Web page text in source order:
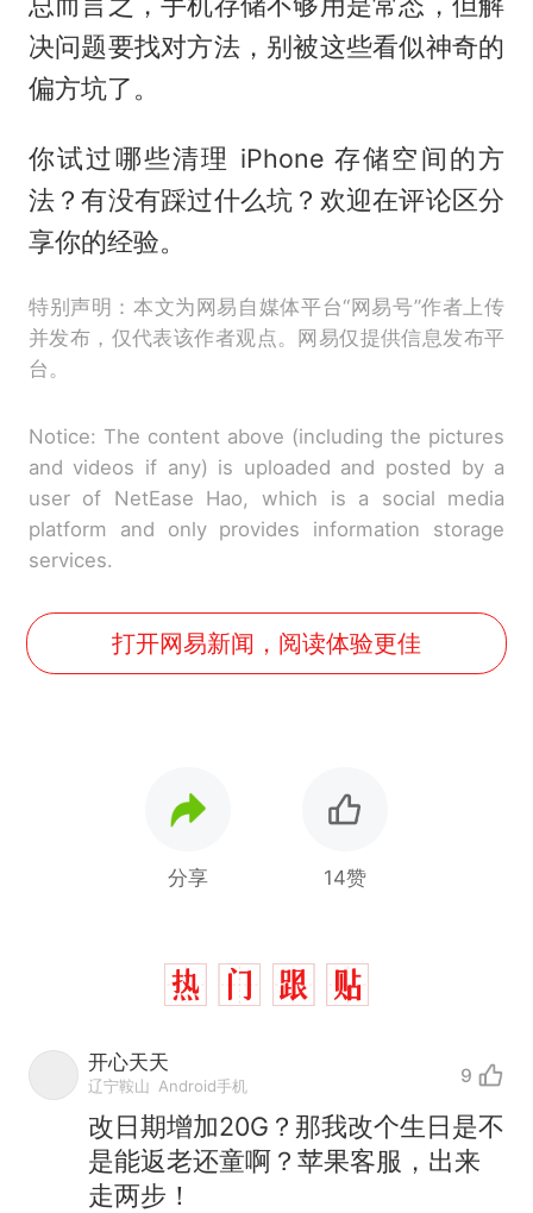
决问题要找对方法，别被这些看似神奇的
偏方坑了。
你试过哪些清理 iPhone 存储空间的方
法？有没有踩过什么坑？欢迎在评论区分
享你的经验。
特别声明：本文为网易自媒体平台“网易号”作者上传
并发布，仅代表该作者观点。网易仅提供信息发布平
台。
Notice: The content above (including the pictures
and videos if any) is uploaded and posted by a
user of NetEase Hao, which is a social media
platform and only provides information storage
services.
打开网易新闻，阅读体验更佳
分享 14赞
开心天天
辽宁鞍山 Android手机 9
改日期增加20G？那我改个生日是不
是能返老还童啊？苹果客服，出来
走两步！